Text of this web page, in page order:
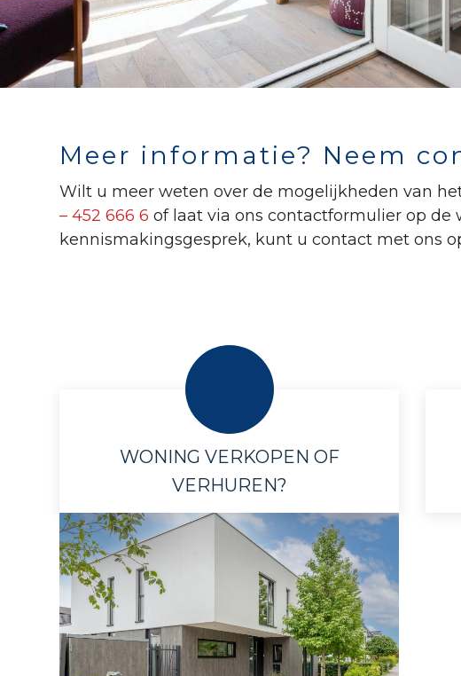
Meer informatie? Neem
Wilt u meer weten over de mogelijkheden van
– 452 666 6 of laat via ons contactformulier op de
kennismakingsgesprek, kunt u contact met ons
WONING VERKOPEN OF
VERHUREN?